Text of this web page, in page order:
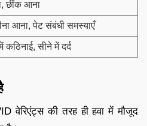
छींक आना
आना, पेट संबंधी समस्याएँ
सीने में दर्द
वेरिएंट्स की तरह ही हवा में मौजूद